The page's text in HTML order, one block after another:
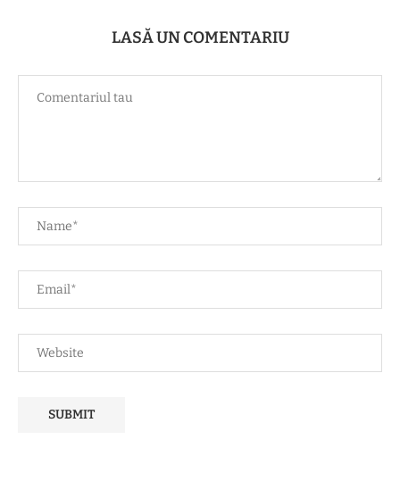
LASĂ UN COMENTARIU